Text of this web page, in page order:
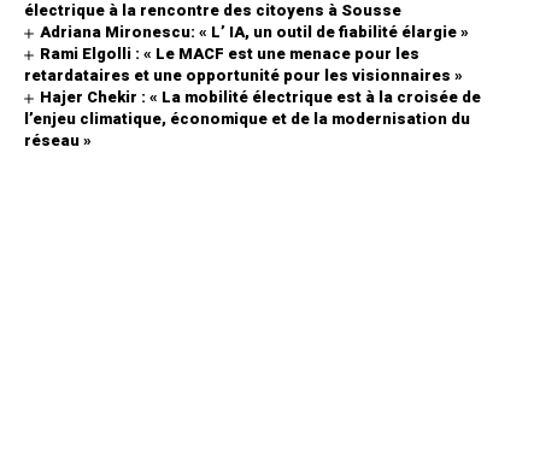
électrique à la rencontre des citoyens à Sousse
Adriana Mironescu: « L’ IA, un outil de fiabilité élargie »
Rami Elgolli : « Le MACF est une menace pour les
retardataires et une opportunité pour les visionnaires »
Hajer Chekir : « La mobilité électrique est à la croisée de
l’enjeu climatique, économique et de la modernisation du
réseau »